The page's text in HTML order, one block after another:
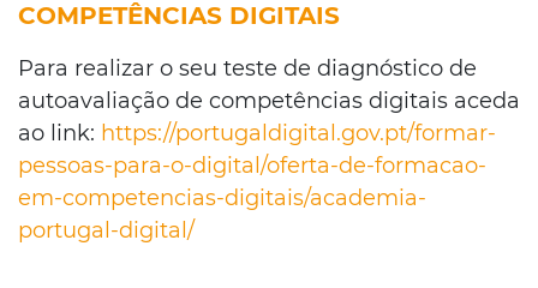
COMPETÊNCIAS DIGITAIS
Para realizar o seu teste de diagnóstico de
autoavaliação de competências digitais aceda
ao link: https://portugaldigital.gov.pt/formar-
pessoas-para-o-digital/oferta-de-formacao-
em-competencias-digitais/academia-
portugal-digital/